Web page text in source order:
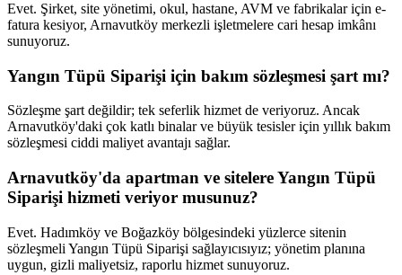
Evet. Şirket, site yönetimi, okul, hastane, AVM ve fabrikalar için e-
fatura kesiyor, Arnavutköy merkezli işletmelere cari hesap imkânı
sunuyoruz.
Yangın Tüpü Siparişi için bakım sözleşmesi şart mı?
Sözleşme şart değildir; tek seferlik hizmet de veriyoruz. Ancak
Arnavutköy'daki çok katlı binalar ve büyük tesisler için yıllık bakım
sözleşmesi ciddi maliyet avantajı sağlar.
Arnavutköy'da apartman ve sitelere Yangın Tüpü
Siparişi hizmeti veriyor musunuz?
Evet. Hadımköy ve Boğazköy bölgesindeki yüzlerce sitenin
sözleşmeli Yangın Tüpü Siparişi sağlayıcısıyız; yönetim planına
uygun, gizli maliyetsiz, raporlu hizmet sunuyoruz.